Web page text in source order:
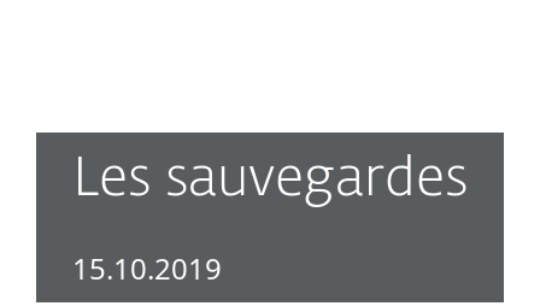
Les sauvegardes
15.10.2019